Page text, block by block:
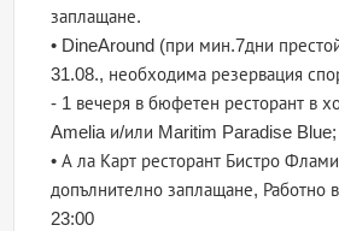
заплащане.
• DineAround (при мин.7дни
31.08., необходима резервация
- 1 вечеря в бюфетен ресторант в
Amelia и/или Maritim Paradise Blue;
• А ла Карт ресторант Бистро
допълнително заплащане, Работно
23:00